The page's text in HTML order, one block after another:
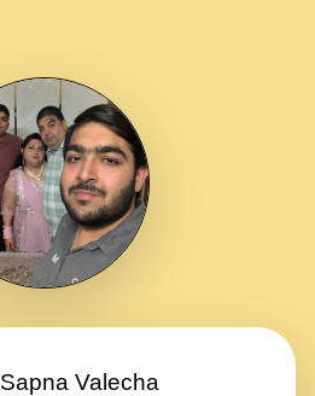
Sapna Valecha